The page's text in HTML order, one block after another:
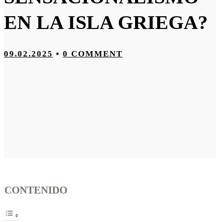
EN LA ISLA GRIEGA?
09.02.2025 • 0 COMMENT
CONTENIDO